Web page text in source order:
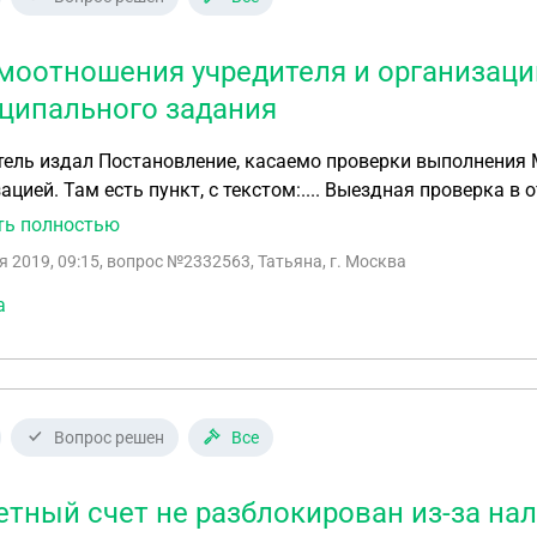
учредителя и
задания
задания образовательной
пункт, с текстом:.... Выездная проверка в отношении учреждения проводится с
не реже одного раза в месяц. Срок проведения
получателей образовательной услуги. Вопрос: Правомерны ли действия учредителя и действия
полностью
2019, 09:15, вопрос №2332563, Татьяна, г. Москва
Вопрос решен Все
счет не разблокирован из-за